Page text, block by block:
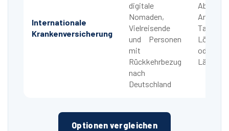
Internationale
Krankenversicherung
digitale
Nomaden,
Vielreisende
und Personen
mit
Rückkehrbezug
nach
Deutschland
Tarif,
Lösung
oder
Optionen vergleichen